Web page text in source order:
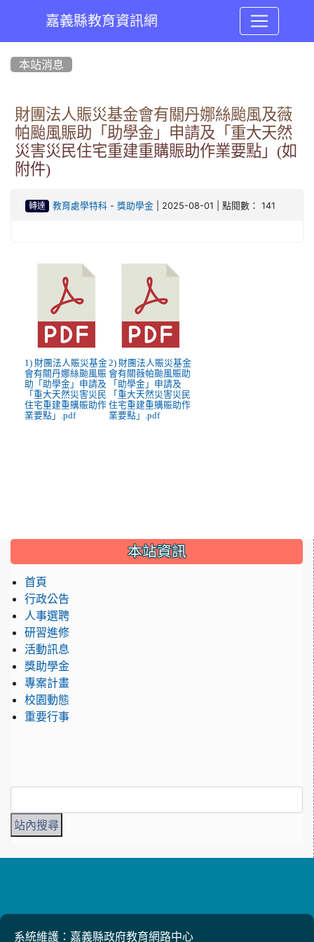
嘉義縣教育資訊網
本站消息
財團法人賑災基金會有關丹娜絲颱風及薇
帕颱風賑助「助學金」申請及「重大天然
災害災民住宅重建重購賑助作業要點」(如
附件)
轉達 教育處學特科- 獎助學金| 2025-08-01 | 點閱數： 141
1) 財團法人賑災基金
會有關丹娜絲颱風賑
助「助學金」申請及
「重大天然災害災民
住宅重建重購賑助作
業要點」.pdf
2) 財團法人賑災基金
會有關薇帕颱風賑助
「助學金」申請及
「重大天然災害災民
住宅重建重購賑助作
業要點」.pdf
::: 本站資訊
首頁
行政公告
人事選聘
研習進修
活動訊息
獎助學金
專案計畫
校園動態
重要行事
系統維護：嘉義縣政府教育網路中心